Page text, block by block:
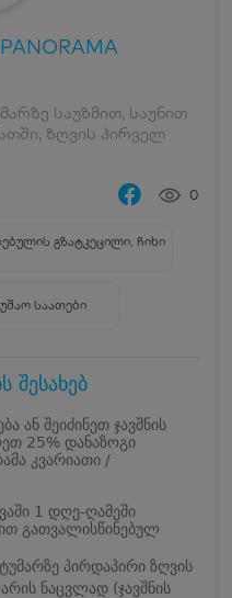
საუზმით, საუნით
ზღვის პირველ
0
გზატკეცილი, ჩიხი
საათები
შესახებ
ან შეიძინეთ ჯავშნის
25% დანაზოგი
კვარიათი /
1 დღე-ღამეში
გათვალისწინებულ
პირდაპირი ზღვის
ნაცვლად (ჯავშნის